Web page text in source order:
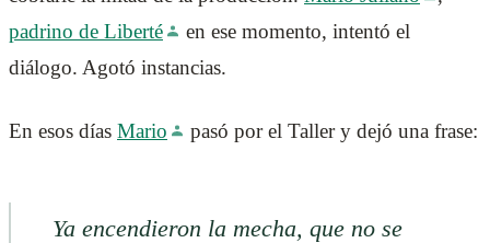
padrino de Liberté
en ese momento, intentó el
diálogo. Agotó instancias.
En esos días Mario pasó por el Taller y dejó una frase:
Ya encendieron la mecha, que no se